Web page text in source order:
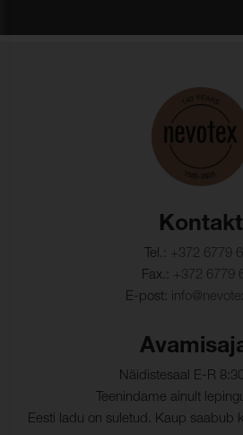
Kontakt
Tel.: +372 6779
Fax.: +372 6779
E-post:
Näidistesaal E-R
Teenindame ainult
Eesti ladu on suletud. Kaup saabub